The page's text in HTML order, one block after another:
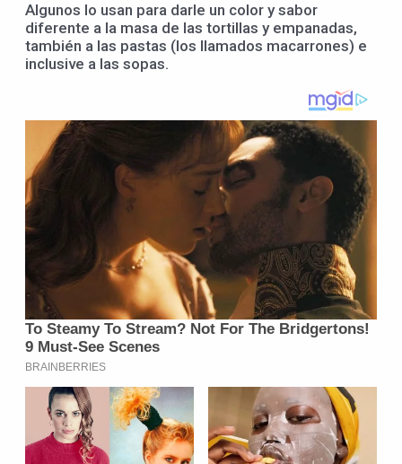
Algunos lo usan para darle un color y sabor
diferente a la masa de las tortillas y empanadas,
también a las pastas (los llamados macarrones) e
inclusive a las sopas.